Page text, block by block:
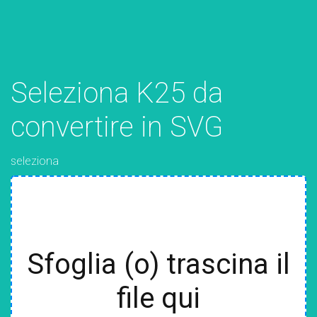
Seleziona K25 da
convertire in SVG
seleziona
Sfoglia (o) trascina il
file qui